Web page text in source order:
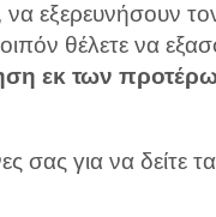
εξερευνήσουν
θέλετε να
εκ των
σας για να δείτε